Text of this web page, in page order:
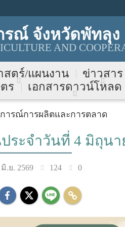
รณ์ จังหวัดพัทลุง
AND
สตร์/แผนงาน ข่าวสาร
ร
เอกสารดาวน์โหลด
ารณ์การผลิตและการตลาด
ระจำวันที่ 4 มิถุนา
.ย. 2569 124 0